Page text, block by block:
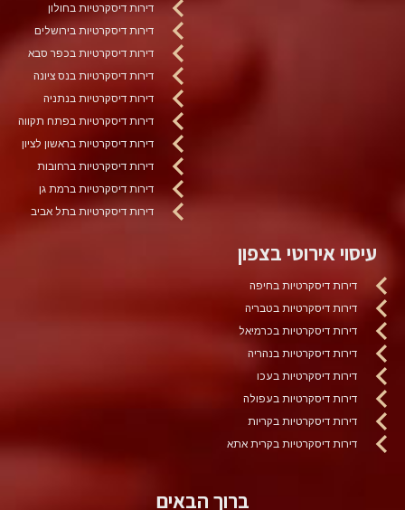
דירות דיסקרטיות בחולון
דירות דיסקרטיות בירושלים
דירות דיסקרטיות בכפר סבא
דירות דיסקרטיות בנס ציונה
דירות דיסקרטיות בנתניה
דירות דיסקרטיות בפתח תקווה
דירות דיסקרטיות בראשון לציון
דירות דיסקרטיות ברחובות
דירות דיסקרטיות ברמת גן
דירות דיסקרטיות בתל אביב
עיסוי אירוטי בצפון
דירות דיסקרטיות בחיפה
דירות דיסקרטיות בטבריה
דירות דיסקרטיות בכרמיאל
דירות דיסקרטיות בנהריה
דירות דיסקרטיות בעכו
דירות דיסקרטיות בעפולה
דירות דיסקרטיות בקריות
דירות דיסקרטיות בקרית אתא
ברוך הבאים